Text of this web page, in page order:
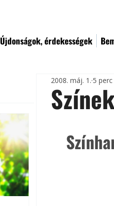
Újdonságok, érdekességek
2008. máj. 1. 5